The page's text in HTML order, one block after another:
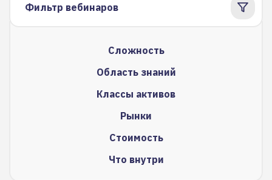
Фильтр вебинаров
Сложность
Область знаний
Классы активов
Рынки
Стоимость
Что внутри